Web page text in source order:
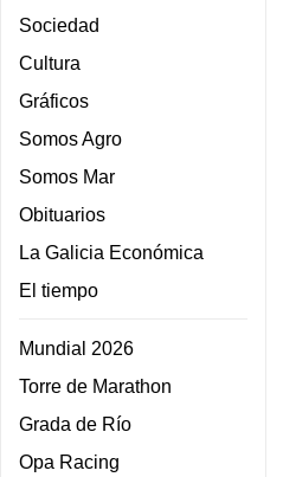
Sociedad
Cultura
Gráficos
Somos Agro
Somos Mar
Obituarios
La Galicia Económica
El tiempo
Mundial 2026
Torre de Marathon
Grada de Río
Opa Racing